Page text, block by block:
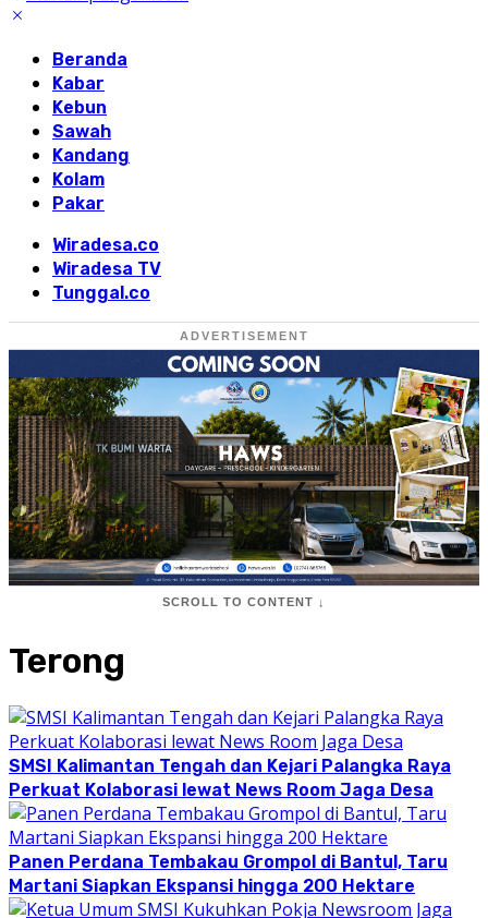
Beranda
Kabar
Kebun
Sawah
Kandang
Kolam
Pakar
Wiradesa.co
Wiradesa TV
Tunggal.co
ADVERTISEMENT
SCROLL TO CONTENT ↓
Terong
SMSI Kalimantan Tengah dan Kejari Palangka Raya
Perkuat Kolaborasi lewat News Room Jaga Desa
Panen Perdana Tembakau Grompol di Bantul, Taru
Martani Siapkan Ekspansi hingga 200 Hektare